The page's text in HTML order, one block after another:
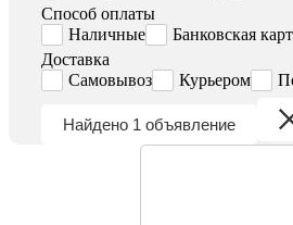
Способ оплаты
Наличные
Банковская
Доставка
Самовывоз
Курьером
Найдено 1 объявление